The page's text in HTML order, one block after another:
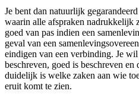
Je bent dan natuurlijk
waarin alle afspraken nadrukkelijk
goed van pas indien een
geval van een
eindigen van een verbinding. Je
beschreven, goed is beschreven
duidelijk is welke zaken aan wie
eruit komt te zien.